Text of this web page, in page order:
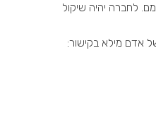
לחברה יהיה שיקול
אדם מילא בקישור: